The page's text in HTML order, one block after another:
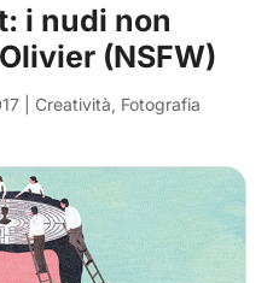
i nudi non
(NSFW)
Creatività, Fotografia